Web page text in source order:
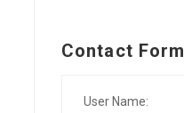
Contact Form
User Name: